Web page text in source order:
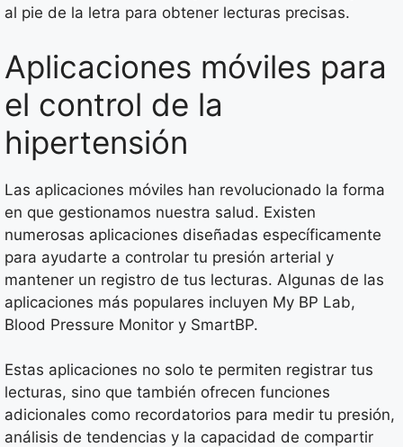
al pie de la letra para obtener lecturas precisas.
Aplicaciones móviles para
el control de la
hipertensión
Las aplicaciones móviles han revolucionado la forma
en que gestionamos nuestra salud. Existen
numerosas aplicaciones diseñadas específicamente
para ayudarte a controlar tu presión arterial y
mantener un registro de tus lecturas. Algunas de las
aplicaciones más populares incluyen My BP Lab,
Blood Pressure Monitor y SmartBP.
Estas aplicaciones no solo te permiten registrar tus
lecturas, sino que también ofrecen funciones
adicionales como recordatorios para medir tu presión,
análisis de tendencias y la capacidad de compartir